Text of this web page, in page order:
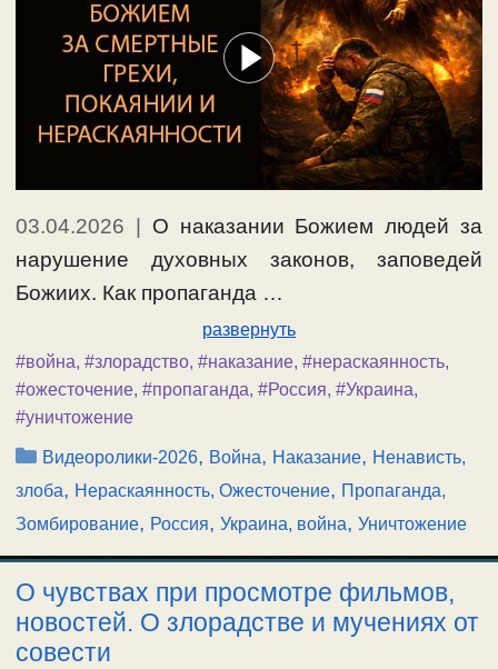
03.04.2026
О наказании Божием людей за
нарушение духовных законов, заповедей
Божиих. Как пропаганда …
развернуть
#война, #злорадство, #наказание, #нераскаянность,
#ожесточение, #пропаганда, #Россия, #Украина,
#уничтожение
Рубрики
Видеоролики-2026, Война, Наказание, Ненависть,
злоба, Нераскаянность, Ожесточение, Пропаганда,
Зомбирование, Россия, Украина, война, Уничтожение
О чувствах при просмотре фильмов,
новостей. О злорадстве и мучениях от
совести